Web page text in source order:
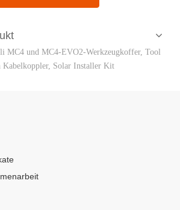
MC4 und MC4-EVO2-Werkzeugkoffer, Tool
Solar Installer Kit